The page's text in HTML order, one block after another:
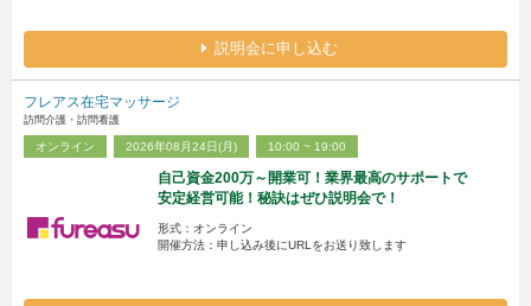
説明会に申し込む
フレアス在宅マッサージ
訪問介護・訪問看護
オンライン 2026年08月24日(月) 10:00 ~ 19:00
自己資金200万～開業可！業界最高のサポートで
安定経営可能！秘訣はぜひ説明会で！
形式：オンライン
開催方法：申し込み後にURLをお送り致します